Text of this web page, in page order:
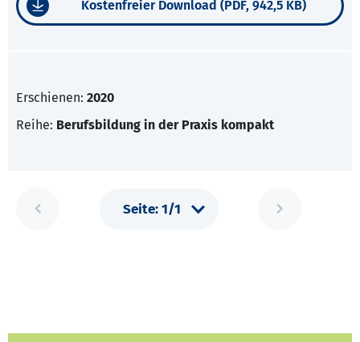
Kostenfreier Download (PDF, 942,5 KB)
Erschienen: 2020
Reihe: Berufsbildung in der Praxis kompakt